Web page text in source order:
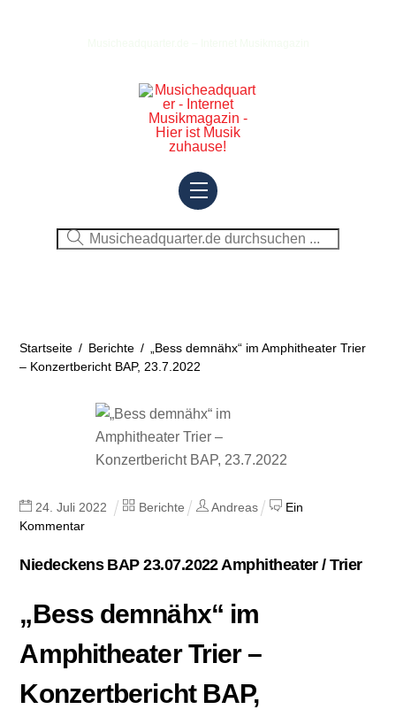
Menu
Startseite / Berichte /
„Bess demnähx“ im Amphitheater Trier
– Konzertbericht BAP, 23.7.2022
24 .Juli 2022 Berichte Andreas
Ein
Kommentar
Niedeckens BAP 23.07.2022 Amphitheater / Trier
„Bess demnähx“ im
Amphitheater Trier –
Konzertbericht BAP,